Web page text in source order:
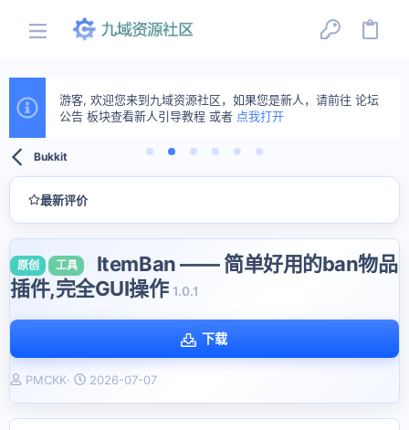
游客, 欢迎您来到九域资源社区，如果您是新人，请前往 论坛
公告 板块查看新人引导教程 或者 点我打开
Bukkit
最新评价
原创 工具
ItemBan —— 简单好用的ban物品
插件,完全GUI操作1.0.1
下载
作
PMCKK
创
2026-07-07